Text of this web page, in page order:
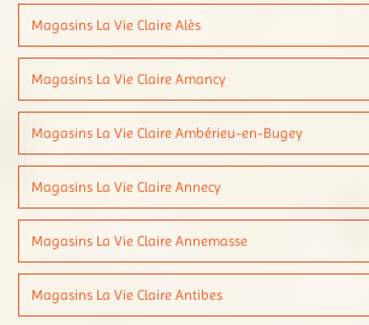
Magasins La Vie Claire Alès
Magasins La Vie Claire Amancy
Magasins La Vie Claire Ambérieu-en-Bugey
Magasins La Vie Claire Annecy
Magasins La Vie Claire Annemasse
Magasins La Vie Claire Antibes